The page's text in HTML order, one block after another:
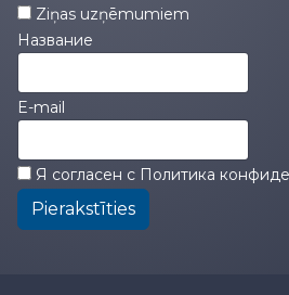
Ziņas uzņēmumiem
Название
E-mail
Я согласен с Политика
Pierakstīties